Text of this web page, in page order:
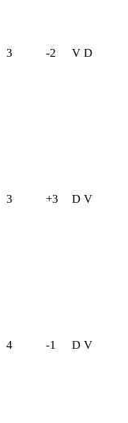
3 -2 V D
3 +3 D V
4 -1 D V